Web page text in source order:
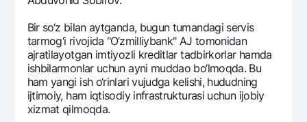
Bir so‘z bilan aytganda, bugun tumandagi sеrvis
tarmog‘i rivojida "O‘zmilliybank" AJ tomonidan
ajratilayotgan imtiyozli krеditlar tadbirkorlar hamda
ishbilarmonlar uchun ayni muddao bo‘lmoqda. Bu
ham yangi ish o‘rinlari vujudga kеlishi, hududning
ijtimoiy, ham iqtisodiy infrastrukturasi uchun ijobiy
xizmat qilmoqda.